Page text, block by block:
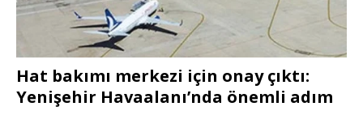
Hat bakımı merkezi için onay çıktı:
Yenişehir Havaalanı’nda önemli adım